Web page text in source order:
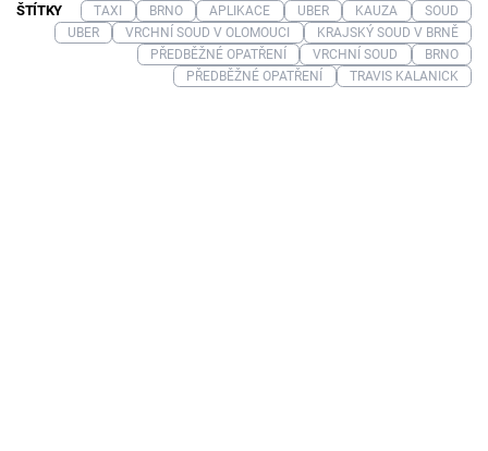
ŠTÍTKY TAXI BRNO APLIKACE UBER KAUZA
SOUD
UBER
VRCHNÍ SOUD V OLOMOUCI
KRAJSKÝ SOUD V BRNĚ
PŘEDBĚŽNÉ OPATŘENÍ
VRCHNÍ SOUD
BRNO
PŘEDBĚŽNÉ OPATŘENÍ
TRAVIS KALANICK